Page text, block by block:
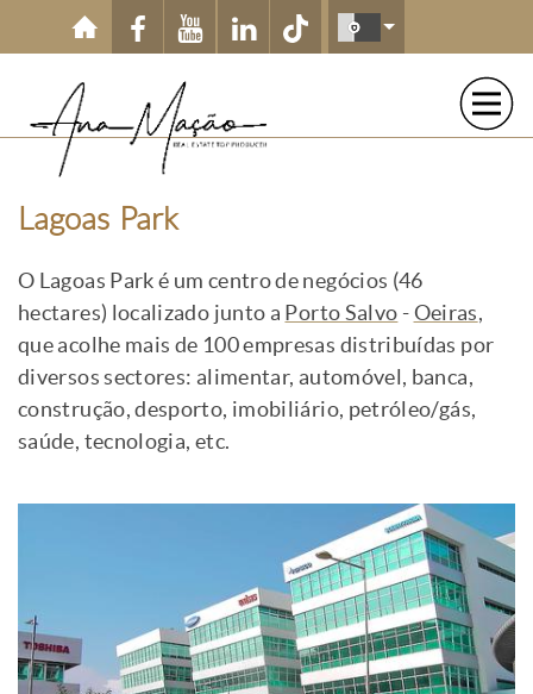
Passar para o conteúdo principal
Lagoas Park
O Lagoas Park é um centro de negócios (46
hectares) localizado junto a Porto Salvo - Oeiras,
que acolhe mais de 100 empresas distribuídas por
diversos sectores: alimentar, automóvel, banca,
construção, desporto, imobiliário, petróleo/gás,
saúde, tecnologia, etc.